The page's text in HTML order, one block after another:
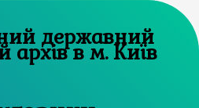
державний
архів в м. Київ